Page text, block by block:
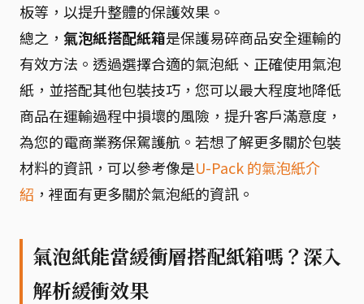
板等，以提升整體的保護效果。
總之， 氣泡紙搭配紙箱是保護易碎商品安全運輸的
有效方法。透過選擇合適的氣泡紙、正確使用氣泡
紙，並搭配其他包裝技巧，您可以最大程度地降低
商品在運輸過程中損壞的風險，提升客戶滿意度，
為您的電商業務保駕護航。若想了解更多關於包裝
材料的資訊，可以參考像是U-Pack 的氣泡紙介
紹 ，裡面有更多關於氣泡紙的資訊。
氣泡紙能當緩衝層搭配紙箱嗎？深入
解析緩衝效果